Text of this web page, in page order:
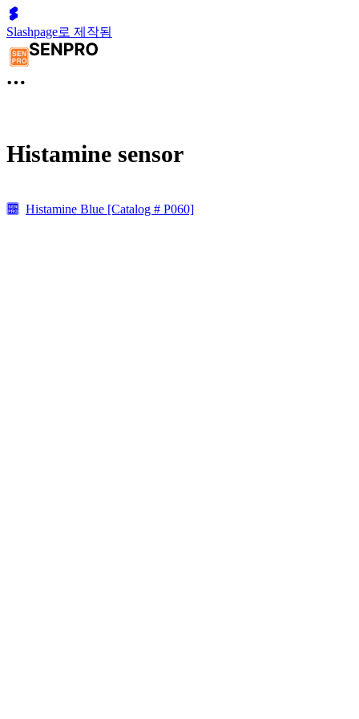
Slashpage로 제작됨
Histamine sensor
Histamine Blue [Catalog # P060]